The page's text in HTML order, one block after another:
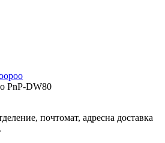
PnP-DW80
почтомат, адресна доставка